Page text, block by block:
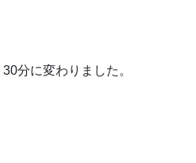
分に変わりました。